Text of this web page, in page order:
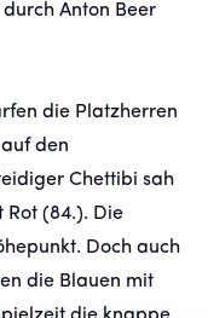
Anton Beer
die Platzherren
den
Chettibi sah
(84.). Die
Doch auch
die Blauen mit